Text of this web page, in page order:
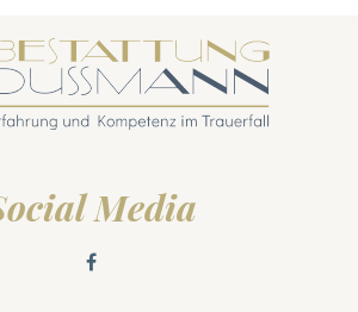
Media